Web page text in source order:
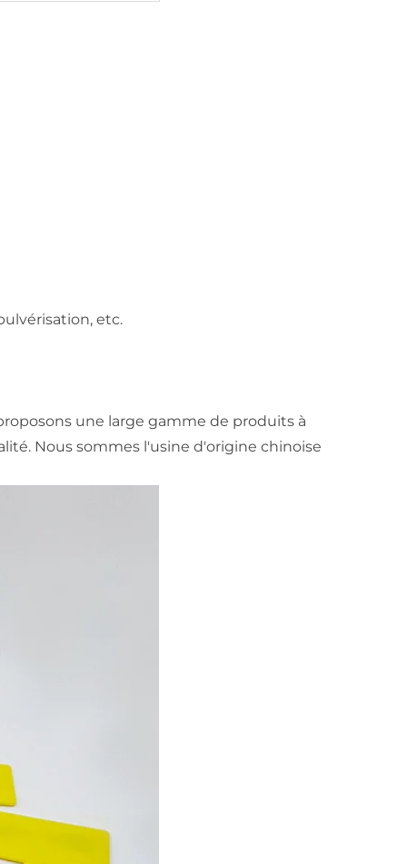
etc.
une large gamme de produits à
Nous sommes l'usine d'origine chinoise